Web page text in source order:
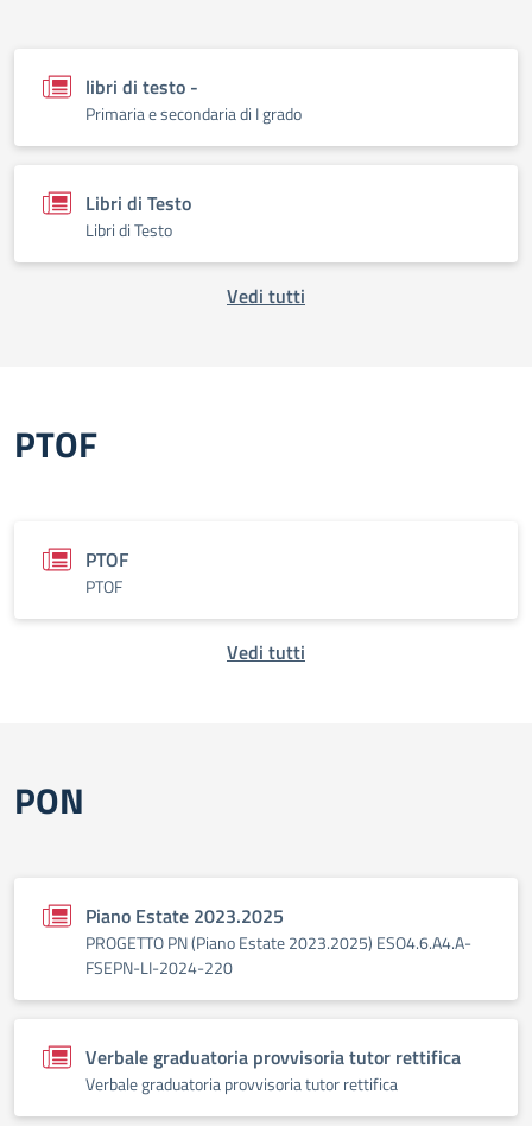
libri di testo -
Primaria e secondaria di I grado
Libri di Testo
Libri di Testo
Vedi tutti
PTOF
PTOF
PTOF
Vedi tutti
PON
Piano Estate 2023.2025
PROGETTO PN (Piano Estate 2023.2025) ESO4.6.A4.A-
FSEPN-LI-2024-220
Verbale graduatoria provvisoria tutor rettifica
Verbale graduatoria provvisoria tutor rettifica